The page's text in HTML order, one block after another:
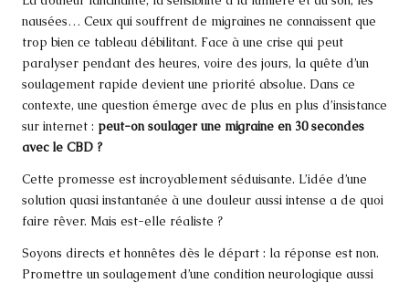
nausées… Ceux qui souffrent de migraines ne connaissent que
trop bien ce tableau débilitant. Face à une crise qui peut
paralyser pendant des heures, voire des jours, la quête d’un
soulagement rapide devient une priorité absolue. Dans ce
contexte, une question émerge avec de plus en plus d’insistance
sur internet : peut-on soulager une migraine en 30 secondes
avec le CBD ?
Cette promesse est incroyablement séduisante. L’idée d’une
solution quasi instantanée à une douleur aussi intense a de quoi
faire rêver. Mais est-elle réaliste ?
Soyons directs et honnêtes dès le départ : la réponse est non.
Promettre un soulagement d’une condition neurologique aussi